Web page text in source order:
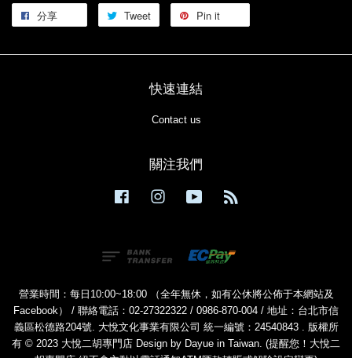
分享 Tweet Pin it
快速連結
Contact us
關注我們
Facebook Instagram YouTube
營業時間：每日10:00~18:00 （全年無休，如有公休將公佈于本網站及
Facebook） / 聯絡電話：02-27322322 / 0986-870-004 / 地址：台北市信
義區松德路204號. 大悅文化事業有限公司 統一編號：24540843 . 版權所
有 © 2023 大悅二胡專門店 Design by Dayue in Taiwan. (提醒您！大悅二